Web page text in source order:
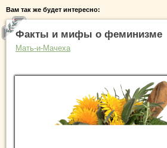
Вам так же будет интересно:
Факты и мифы о феминизме
Мать-и-Мачеха